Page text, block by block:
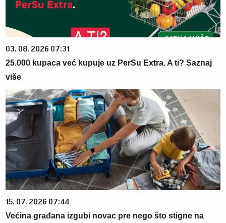
03. 08. 2026 07:31
25.000 kupaca već kupuje uz PerSu Extra. A ti? Saznaj
više
15. 07. 2026 07:44
Većina građana izgubi novac pre nego što stigne na